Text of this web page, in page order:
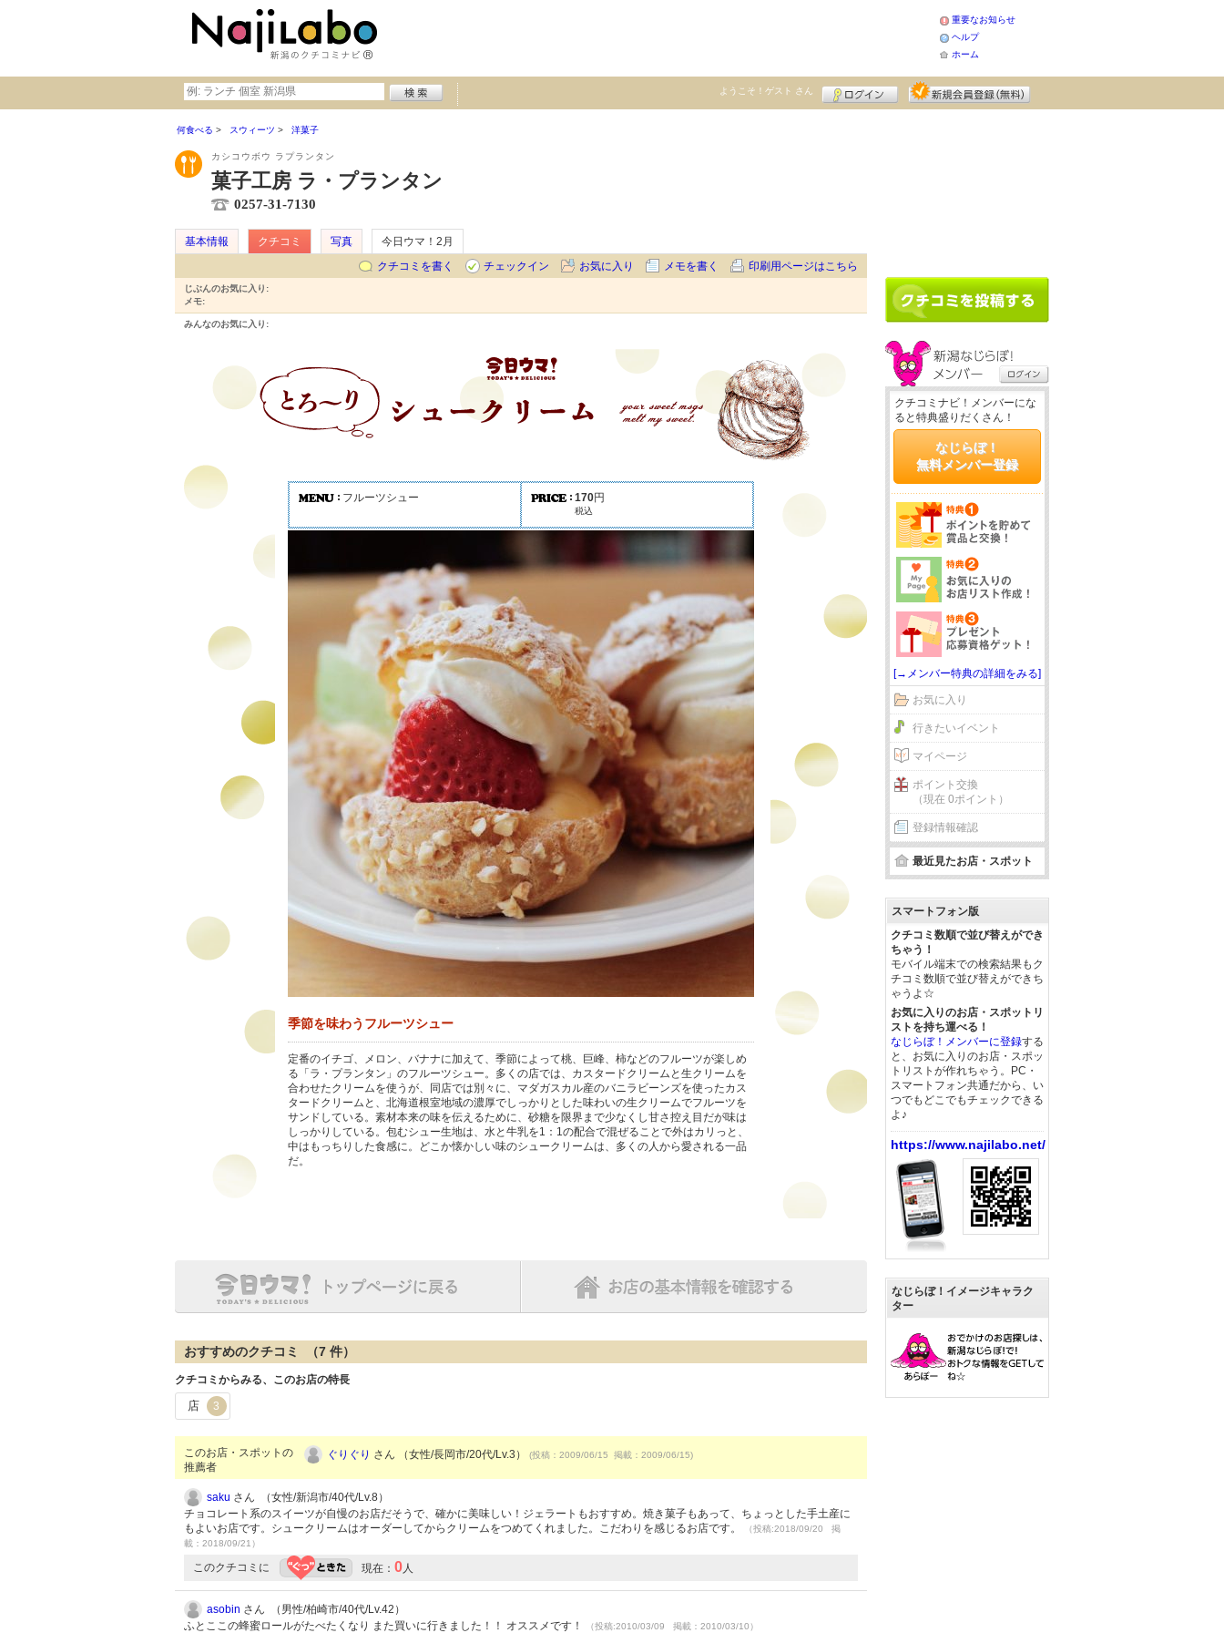
重要なお知らせ
ヘルプ
ホーム
ようこそ！ ゲスト さん
何食べる スウィーツ 洋菓子
カシコウボウ ラプランタン
菓子工房 ラ・プランタン
0257-31-7130
基本情報 クチコミ 写真
今日ウマ！2月
クチコミを書く
チェックイン お気に入り メモを書く 印刷用ページはこちら
じぶんのお気に入り:
メモ:
みんなのお気に入り:
フルーツシュー 170円
税込
季節を味わうフルーツシュー
定番のイチゴ、メロン、バナナに加えて、季節によって桃、巨峰、柿などのフルーツが楽しめ
る「ラ・プランタン」のフルーツシュー。多くの店では、カスタードクリームと生クリームを
合わせたクリームを使うが、同店では別々に、マダガスカル産のバニラビーンズを使ったカス
タードクリームと、北海道根室地域の濃厚でしっかりとした味わいの生クリームでフルーツを
サンドしている。素材本来の味を伝えるために、砂糖を限界まで少なくし甘さ控え目だが味は
しっかりしている。包むシュー生地は、水と牛乳を1：1の配合で混ぜることで外はカリっと、
中はもっちりした食感に。どこか懐かしい味のシュークリームは、多くの人から愛される一品
だ。
おすすめのクチコミ （7 件）
クチコミからみる、このお店の特長
店 3
このお店・スポットの
推薦者
ぐりぐり さん （女性/長岡市/20代/Lv.3） (投稿：2009/06/15 掲載：2009/06/15)
saku さん （女性/新潟市/40代/Lv.8）
チョコレート系のスイーツが自慢のお店だそうで、確かに美味しい！ジェラートもおすすめ。焼き菓子もあって、ちょっとした手土産に
もよいお店です。シュークリームはオーダーしてからクリームをつめてくれました。こだわりを感じるお店です。
（投稿:2018/09/20 掲
載：2018/09/21）
このクチコミに 現在： 0 人
asobin さん （男性/柏崎市/40代/Lv.42）
ふとここの蜂蜜ロールがたべたくなり また買いに行きました！！ オススメです！
（投稿:2010/03/09 掲載：2010/03/10）
クチコミナビ！メンバーにな
ると特典盛りだくさん！
なじらぼ！
無料メンバー登録
[→メンバー特典の詳細をみる]
お気に入り
行きたいイベント
マイページ
ポイント交換
（現在 0ポイント）
登録情報確認
最近見たお店・スポット
スマートフォン版
クチコミ数順で並び替えができ
ちゃう！
モバイル端末での検索結果もク
チコミ数順で並び替えができち
ゃうよ☆
お気に入りのお店・スポットリ
ストを持ち運べる！
なじらぼ！メンバーに登録する
と、お気に入りのお店・スポッ
トリストが作れちゃう。PC・
スマートフォン共通だから、い
つでもどこでもチェックできる
よ♪
https://www.najilabo.net/
なじらぼ！イメージキャラク
ター